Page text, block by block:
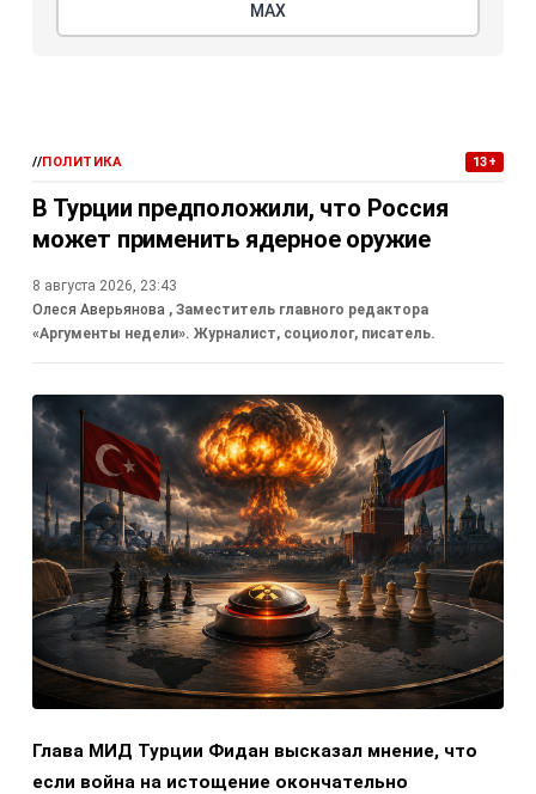
МАХ
//ПОЛИТИКА 13+
В Турции предположили, что Россия
может применить ядерное оружие
8 августа 2026, 23:43
Олеся Аверьянова , Заместитель главного редактора
«Аргументы недели». Журналист, социолог, писатель.
Глава МИД Турции Фидан высказал мнение, что
если война на истощение окончательно